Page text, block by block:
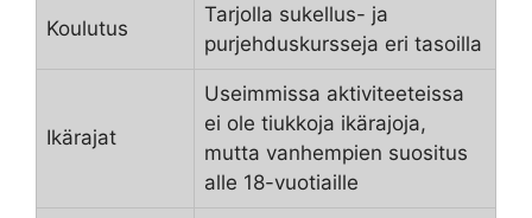
Koulutus
Tarjolla sukellus- ja
purjehduskursseja eri tasoilla
Ikärajat
Useimmissa aktiviteeteissa
ei ole tiukkoja ikärajoja,
mutta vanhempien suositus
alle 18-vuotiaille